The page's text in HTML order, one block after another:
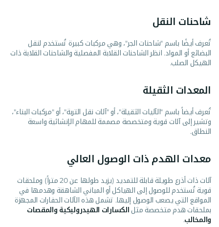
شاحنات النقل
تُعرف أيضًا باسم "شاحنات الجر"، وهي مركبات كبيرة تُستخدم لنقل
البضائع أو المواد. انظر الشاحنات القلابة المفصلية والشاحنات القلابة ذات
الهيكل الصلب.
المعدات الثقيلة
تُعرف أيضاً باسم "الآليات الثقيلة"، أو "آلات نقل التربة"، أو "مركبات البناء"،
وتشير إلى آلات قوية ومتخصصة مصممة للمهام الإنشائية واسعة
النطاق.
معدات الهدم ذات الوصول العالي
آلات ذات أذرع طويلة قابلة للتمديد (يزيد طولها عن 20 متراً) وملحقات
قوية تُستخدم للوصول إلى الهياكل أو المباني الشاهقة وهدمها في
المواقع التي يصعب الوصول إليها. تشمل هذه الآلات الحفارات المجهزة
بملحقات هدم متخصصة مثل الكسارات الهيدروليكية والمقصات
والمخالب.